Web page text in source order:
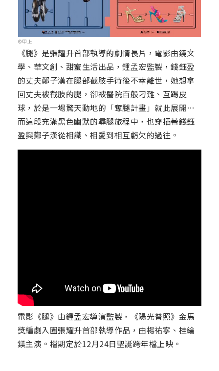
©甲上
《腿》是張耀升首部執導的劇情長片，電影由鏡文
學、華文創、甜蜜生活出品，鍾孟宏監製，錢鈺盈
的丈夫鄭子漢在腿部截肢手術後不幸離世，她想拿
回丈夫被截肢的腿，卻被醫院百般刁難、互踢皮
球，於是一場驚天動地的「奪腿計畫」就此展開…
而這段充滿黑色幽默的尋腿旅程中，也穿插著錢鈺
盈與鄭子漢從相識、相愛到相互虧欠的過往。
電影《腿》由鍾孟宏導演監製，《陽光普照》金馬
獎編劇入圍張耀升首部執導作品，由楊祐寧、桂綸
鎂主演。檔期定於12月24日聖誕跨年檔上映。